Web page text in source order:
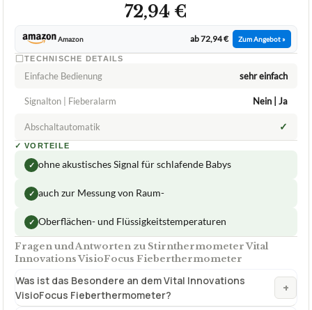
72,94 €
Amazon ab 72,94 € Zum Angebot »
TECHNISCHE DETAILS
Einfache Bedienung sehr einfach
Signalton | Fieberalarm Nein | Ja
Abschaltautomatik ✓
✓ VORTEILE
✓ ohne akustisches Signal für schlafende Babys
✓ auch zur Messung von Raum-
✓ Oberflächen- und Flüssigkeitstemperaturen
Fragen und Antworten zu Stirnthermometer Vital
Innovations VisioFocus Fieberthermometer
Was ist das Besondere an dem Vital Innovations
VisioFocus Fieberthermometer?
+